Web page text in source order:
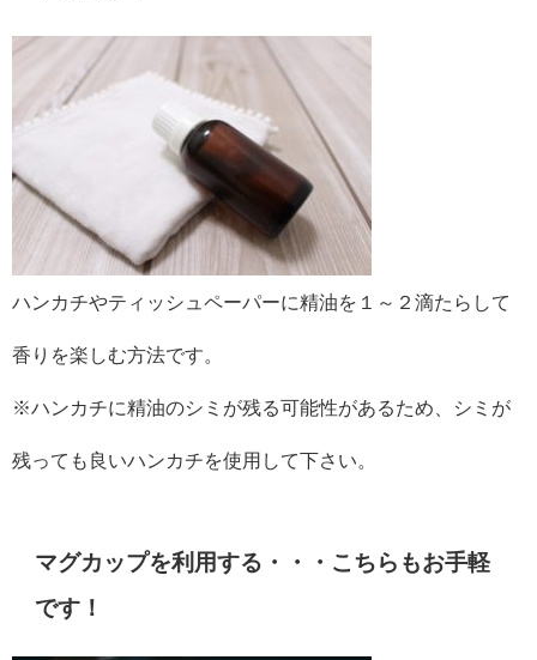
ハンカチやティッシュペーパーに精油を１～２滴たらして
香りを楽しむ方法です。
※ハンカチに精油のシミが残る可能性があるため、シミが
残っても良いハンカチを使用して下さい。
マグカップを利用する・・・こちらもお手軽
です！